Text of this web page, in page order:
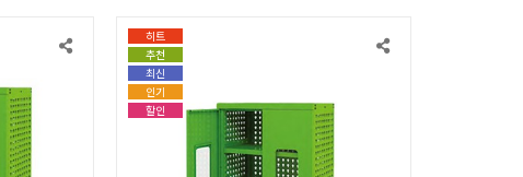
히트
추천
최신
인기
할인